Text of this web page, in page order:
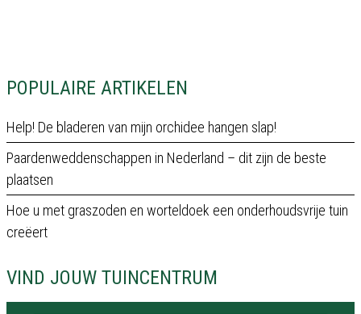
POPULAIRE ARTIKELEN
Help! De bladeren van mijn orchidee hangen slap!
Paardenweddenschappen in Nederland – dit zijn de beste
plaatsen
Hoe u met graszoden en worteldoek een onderhoudsvrije tuin
creëert
VIND JOUW TUINCENTRUM